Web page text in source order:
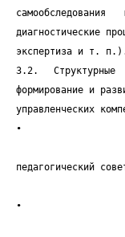
диагностические
экспертиза и т.
3.2. Структурные
формирование и
управленческих
•
педагогический
•